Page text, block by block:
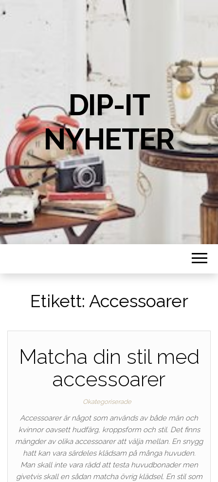
DIP-IT
NYHETER
Etikett: Accessoarer
Matcha din stil med
accessoarer
Okategoriserade
Accessoarer är något som används av både män och
kvinnor oavsett hudfärg, kroppsform och stil. Det finns
mängder av olika accessoarer att välja mellan. En snygg
hatt kan vara särdeles klädsam på många huvuden.
Man skall inte vara rädd att testa huvudbonader men
givetvis skall en sådan matcha övrig klädsel. En stil som